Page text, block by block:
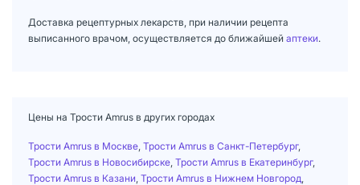
Доставка рецептурных лекарств, при наличии рецепта
выписанного врачом, осуществляется до ближайшей аптеки.
Цены на Трости Amrus в других городах
Трости Amrus в Москве Трости Amrus в Санкт-Петербург,
Трости Amrus в Новосибирске Трости Amrus в Екатеринбург,
Трости Amrus в Казани Трости Amrus в Нижнем Новгород